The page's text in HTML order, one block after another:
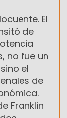
El
de
no fue un
el
de
Franklin